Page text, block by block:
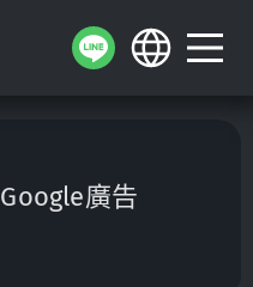
Google廣告